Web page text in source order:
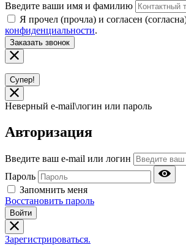
Введите ваши имя и фамилию
Я прочел (прочла) и согласен
конфиденциальности.
Заказать звонок
Супер!
Неверный e-mail\логин или пароль
Авторизация
Введите ваш e-mail или логин
Пароль
Запомнить меня
Восстановить пароль
Войти
Зарегистрироваться.